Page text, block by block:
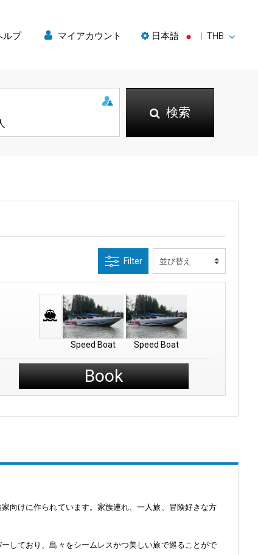
ルプ マイアカウント 日本語 | THB
検索
Filter
Speed Boat Speed Boat
Book
向けに作られています。家族連れ、一人旅、冒険好きな方
しており、島々をシームレスかつ美しい旅で巡ることがで